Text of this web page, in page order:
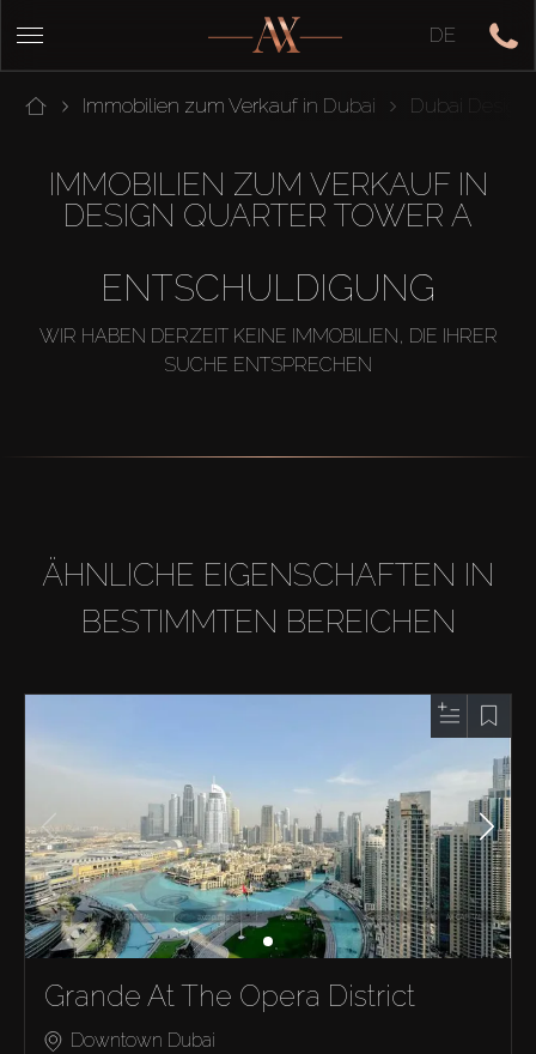
DE
Immobilien zum Verkauf in Dubai Dubai Design
IMMOBILIEN ZUM VERKAUF IN
DESIGN QUARTER TOWER A
ENTSCHULDIGUNG
WIR HABEN DERZEIT KEINE IMMOBILIEN, DIE IHRER
SUCHE ENTSPRECHEN
ÄHNLICHE EIGENSCHAFTEN IN
BESTIMMTEN BEREICHEN
Grande At The Opera District
Downtown Dubai